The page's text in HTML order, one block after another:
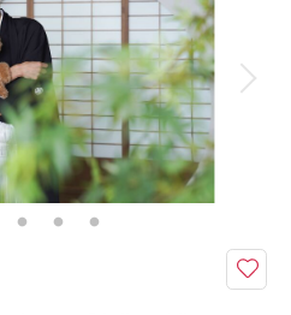
メイク 小物一式
100 カット 台紙付写真
会食 挙式
衣装レンタル ペットと撮影
含むもの
,ベール,グローブ,ブーケ&ブートニア,
ドスタッフ
情を主役にする一枚